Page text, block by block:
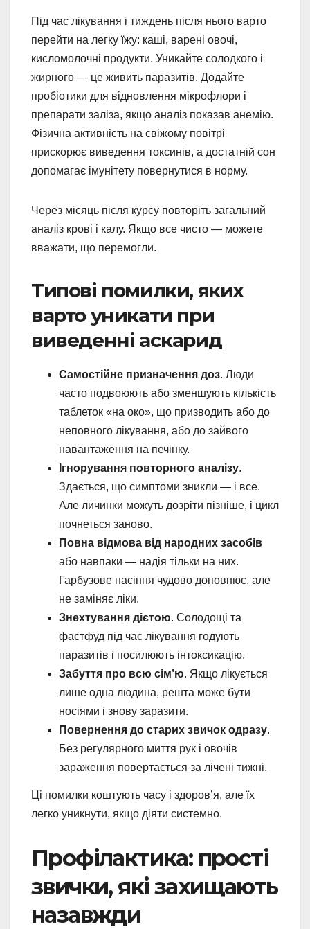
Під час лікування і тиждень після нього варто
перейти на легку їжу: каші, варені овочі,
кисломолочні продукти. Уникайте солодкого і
жирного — це живить паразитів. Додайте
пробіотики для відновлення мікрофлори і
препарати заліза, якщо аналіз показав анемію.
Фізична активність на свіжому повітрі
прискорює виведення токсинів, а достатній сон
допомагає імунітету повернутися в норму.
Через місяць після курсу повторіть загальний
аналіз крові і калу. Якщо все чисто — можете
вважати, що перемогли.
Типові помилки, яких
варто уникати при
виведенні аскарид
Самостійне призначення доз. Люди
часто подвоюють або зменшують кількість
таблеток «на око», що призводить або до
неповного лікування, або до зайвого
навантаження на печінку.
Ігнорування повторного аналізу.
Здається, що симптоми зникли — і все.
Але личинки можуть дозріти пізніше, і цикл
почнеться заново.
Повна відмова від народних засобів
або навпаки — надія тільки на них.
Гарбузове насіння чудово доповнює, але
не заміняє ліки.
Знехтування дієтою. Солодощі та
фастфуд під час лікування годують
паразитів і посилюють інтоксикацію.
Забуття про всю сім’ю. Якщо лікується
лише одна людина, решта може бути
носіями і знову заразити.
Повернення до старих звичок одразу.
Без регулярного миття рук і овочів
зараження повертається за лічені тижні.
Ці помилки коштують часу і здоров’я, але їх
легко уникнути, якщо діяти системно.
Профілактика: прості
звички, які захищають
назавжди